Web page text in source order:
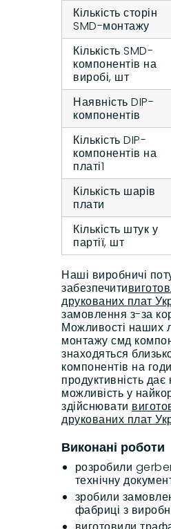
Кількість сторін
SMD-монтажу
Кількість SMD-
компонентів на
виробі, шт
Наявність DIP-
компонентів
Кількість DIP-
компонентів на
платі1
Кількість шарів
плати
Кількість штук у
партії, шт
Наші виробничі
забезпечити
друкованих плат
замовлення з-за
Можливості наших
монтажу смд
знаходяться
компонентів на
продуктивність дає
можливість у
здійснювати
друкованих плат
Виконані роботи
розробили
технічну
зробили
фабриці з